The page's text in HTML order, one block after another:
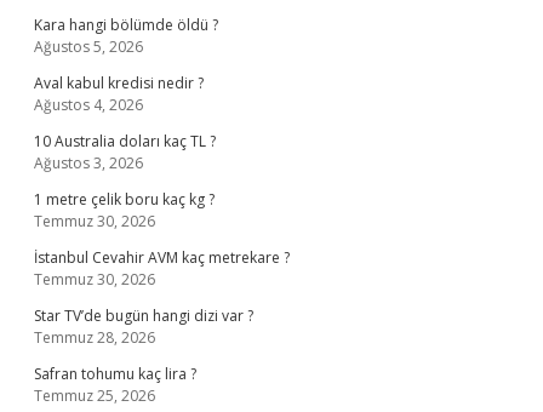
Kara hangi bölümde öldü ?
Ağustos 5, 2026
Aval kabul kredisi nedir ?
Ağustos 4, 2026
10 Australia doları kaç TL ?
Ağustos 3, 2026
1 metre çelik boru kaç kg ?
Temmuz 30, 2026
İstanbul Cevahir AVM kaç metrekare ?
Temmuz 30, 2026
Star TV’de bugün hangi dizi var ?
Temmuz 28, 2026
Safran tohumu kaç lira ?
Temmuz 25, 2026